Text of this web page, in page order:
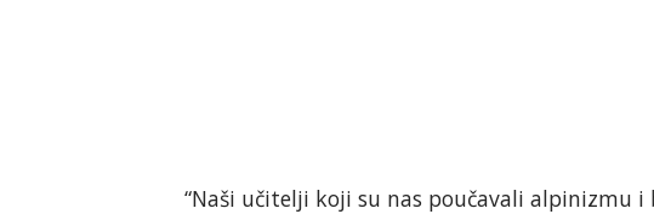
“Naši učitelji koji su nas poučavali alpinizmu